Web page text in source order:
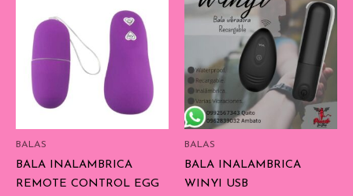
BALAS
BALA INALAMBRICA
REMOTE CONTROL EGG
BALAS
BALA INALAMBRICA
WINYI USB